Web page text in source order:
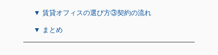
▼ 賃貸オフィスの選び方③契約の流れ
▼ まとめ